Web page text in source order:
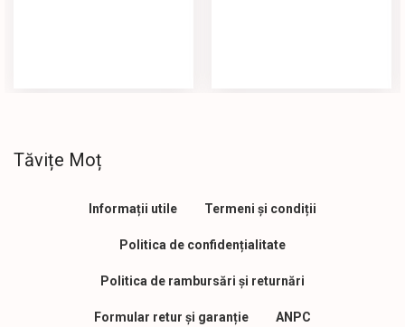
Tăvițe Moț
Informații utile Termeni și condiții
Politica de confidențialitate
Politica de rambursări și returnări
Formular retur și garanție ANPC